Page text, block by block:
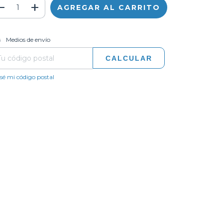
para el CP:
Medios de envío
CALCULAR
mi código postal